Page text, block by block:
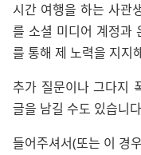
시간 여행을 하는 사관
를 소셜 미디어 계정과
를 통해 제 노력을 지지
추가 질문이나 그다지
글을 남길 수도 있습니
들어주셔서(또는 이 경